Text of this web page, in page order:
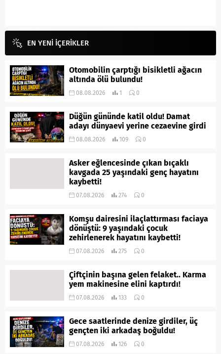
EN YENİ İÇERİKLER
Otomobilin çarptığı bisikletli ağacın
altında ölü bulundu!
08.08.2026 1 0
Düğün gününde katil oldu! Damat
adayı dünyaevi yerine cezaevine girdi
08.08.2026 109 0
Asker eğlencesinde çıkan bıçaklı
kavgada 25 yaşındaki genç hayatını
kaybetti!
07.08.2026 274 0
Komşu dairesini ilaçlattırması faciaya
dönüştü: 9 yaşındaki çocuk
zehirlenerek hayatını kaybetti!
07.08.2026 275 0
Çiftçinin başına gelen felaket.. Karma
yem makinesine elini kaptırdı!
07.08.2026 133 0
Gece saatlerinde denize girdiler, üç
gençten iki arkadaş boğuldu!
07.08.2026 126 0